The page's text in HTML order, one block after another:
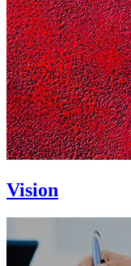
Vision